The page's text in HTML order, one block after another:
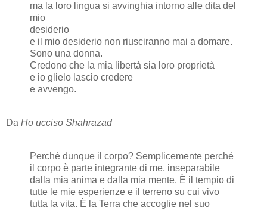
ma la loro lingua si avvinghia intorno alle dita del
mio
desiderio
e il mio desiderio non riusciranno mai a domare.
Sono una donna.
Credono che la mia libertà sia loro proprietà
e io glielo lascio credere
e avvengo.
Da Ho ucciso Shahrazad
Perché dunque il corpo? Semplicemente perché
il corpo è parte integrante di me, inseparabile
dalla mia anima e dalla mia mente. È il tempio di
tutte le mie esperienze e il terreno su cui vivo
tutta la vita. È la Terra che accoglie nel suo